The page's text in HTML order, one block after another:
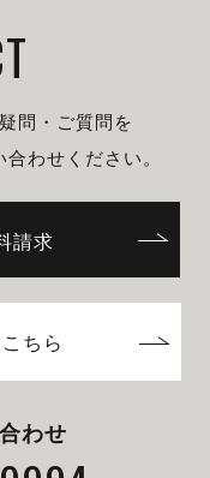
問・ご質問を
わせください。
請求
ちら
わせ